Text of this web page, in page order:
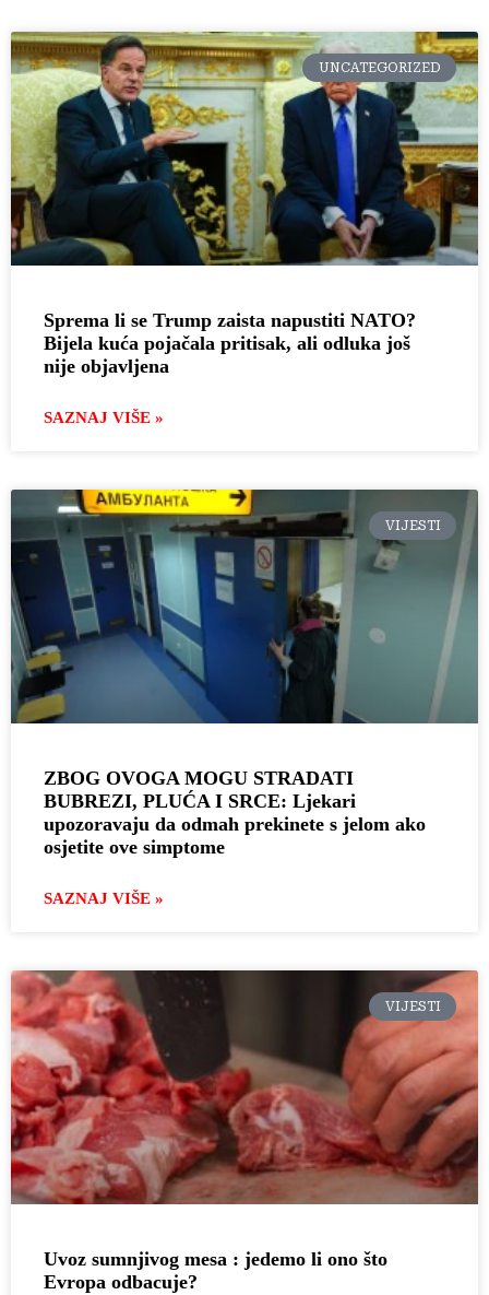
UNCATEGORIZED
Sprema li se Trump zaista napustiti NATO?
Bijela kuća pojačala pritisak, ali odluka još
nije objavljena
SAZNAJ VIŠE »
VIJESTI
ZBOG OVOGA MOGU STRADATI
BUBREZI, PLUĆA I SRCE: Ljekari
upozoravaju da odmah prekinete s jelom ako
osjetite ove simptome
SAZNAJ VIŠE »
VIJESTI
Uvoz sumnjivog mesa : jedemo li ono što
Evropa odbacuje?